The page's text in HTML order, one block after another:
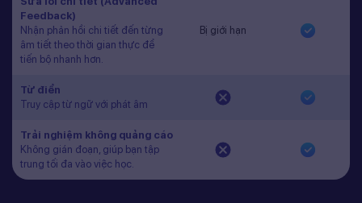
Feedback)
Nhận phản hồi chi tiết đến từng
âm tiết theo thời gian thực để
tiến bộ nhanh hơn.
Bị giới hạn
Từ điển
Truy cập từ ngữ với phát âm
Trải nghiệm không quảng cáo
Không gián đoạn, giúp bạn tập
trung tối đa vào việc học.